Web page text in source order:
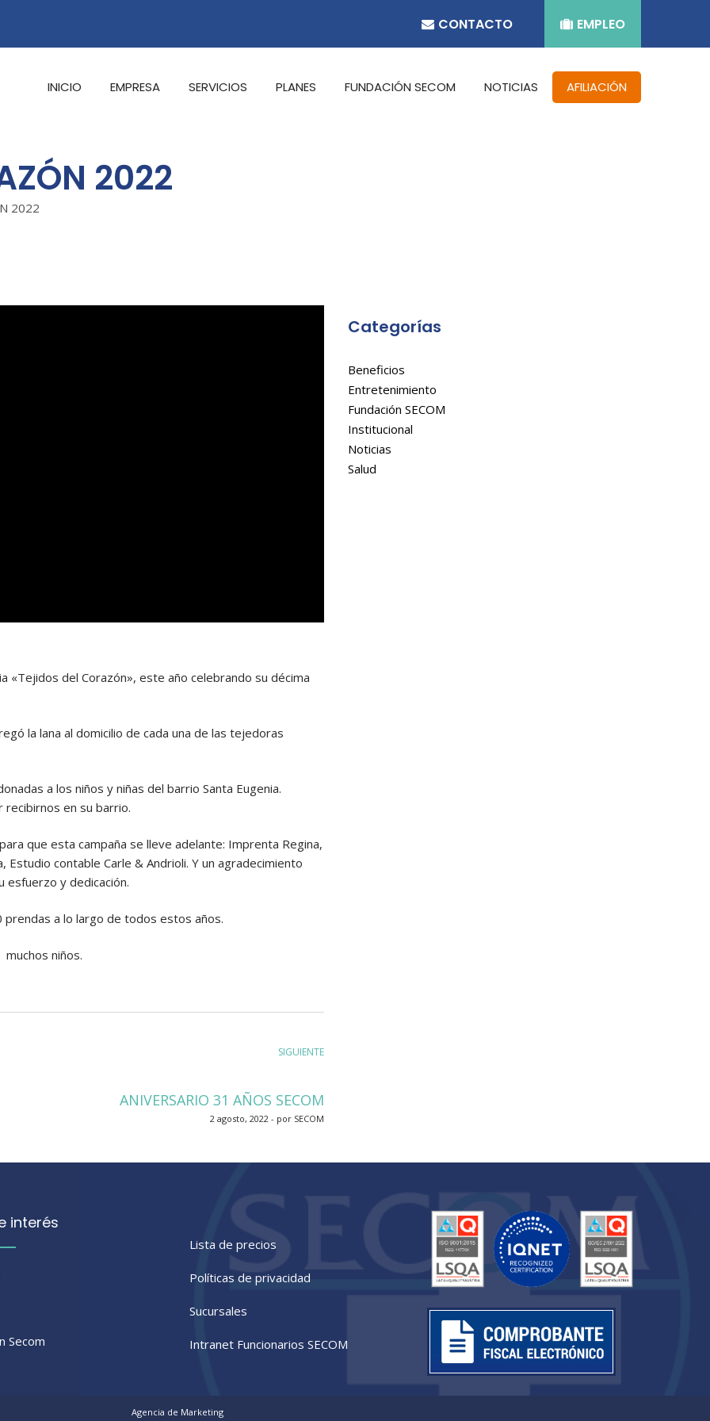
EMPLEO
CONTACTO
INICIO EMPRESA SERVICIOS PLANES FUNDACIÓN SECOM NOTICIAS AFILIACIÓN
2022
2022
«Tejidos del Corazón», este año celebrando su décima
la lana al domicilio de cada una de las tejedoras
a los niños y niñas del barrio Santa Eugenia.
recibirnos en su barrio.
que esta campaña se lleve adelante: Imprenta Regina,
Estudio contable Carle & Andrioli. Y un agradecimiento
esfuerzo y dedicación.
a lo largo de todos estos años.
niños.
SIGUIENTE
ANIVERSARIO 31 AÑOS SECOM
2 agosto, 2022 - por SECOM
Categorías
Beneficios
Entretenimiento
Fundación SECOM
Institucional
Noticias
Salud
interés
Secom
Lista de precios
Políticas de privacidad
Sucursales
Intranet Funcionarios SECOM
Agencia de Marketing